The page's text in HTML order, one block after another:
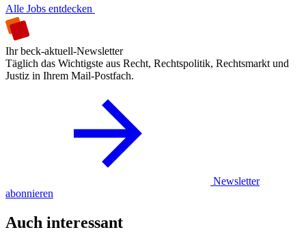
Alle Jobs entdecken
Ihr beck-aktuell-Newsletter
Täglich das Wichtigste aus Recht, Rechtspolitik, Rechtsmarkt und
Justiz in Ihrem Mail-Postfach.
Newsletter
abonnieren
Auch interessant